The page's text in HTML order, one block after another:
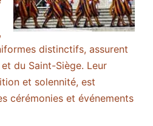
distinctifs, assurent
du Saint-Siège. Leur
et solennité, est
cérémonies et événements